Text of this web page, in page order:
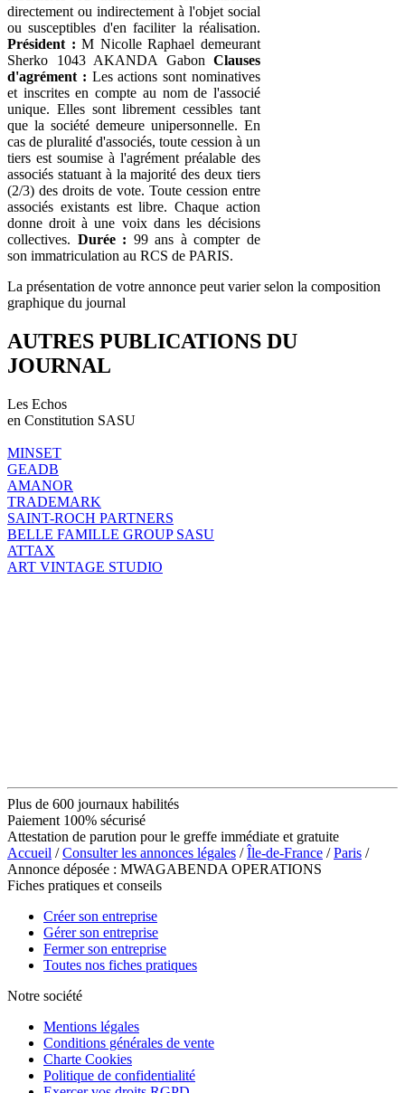
directement ou indirectement à l'objet social
ou susceptibles d'en faciliter la réalisation.
Président : M Nicolle Raphael demeurant
Sherko 1043 AKANDA Gabon Clauses
d'agrément : Les actions sont nominatives
et inscrites en compte au nom de l'associé
unique. Elles sont librement cessibles tant
que la société demeure unipersonnelle. En
cas de pluralité d'associés, toute cession à un
tiers est soumise à l'agrément préalable des
associés statuant à la majorité des deux tiers
(2/3) des droits de vote. Toute cession entre
associés existants est libre. Chaque action
donne droit à une voix dans les décisions
collectives. Durée : 99 ans à compter de
son immatriculation au RCS de PARIS.
La présentation de votre annonce peut varier selon la composition
graphique du journal
AUTRES PUBLICATIONS DU
JOURNAL
Les Echos
en Constitution SASU
MINSET
GEADB
AMANOR
TRADEMARK
SAINT-ROCH PARTNERS
BELLE FAMILLE GROUP SASU
ATTAX
ART VINTAGE STUDIO
Plus de 600 journaux habilités
Paiement 100% sécurisé
Attestation de parution pour le greffe immédiate et gratuite
Accueil /Consulter les annonces légales /Île-de-France /Paris /
Annonce déposée : MWAGABENDA OPERATIONS
Fiches pratiques et conseils
Créer son entreprise
Gérer son entreprise
Fermer son entreprise
Toutes nos fiches pratiques
Notre société
Mentions légales
Conditions générales de vente
Charte Cookies
Politique de confidentialité